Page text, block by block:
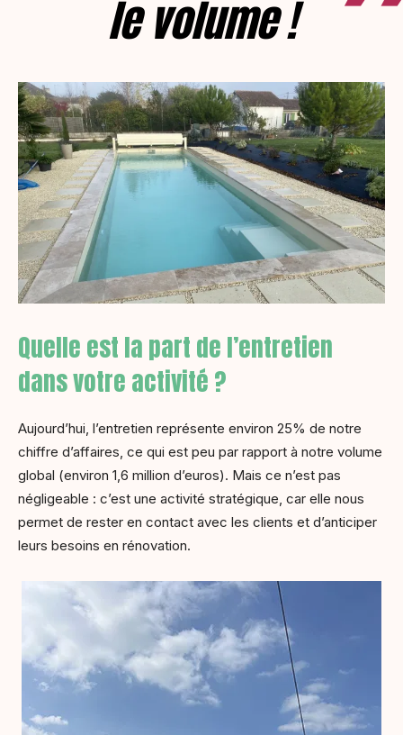
le volume !
Quelle est la part de l’entretien
dans votre activité ?
Aujourd’hui, l’entretien représente environ 25% de notre
chiffre d’affaires, ce qui est peu par rapport à notre volume
global (environ 1,6 million d’euros). Mais ce n’est pas
négligeable : c’est une activité stratégique, car elle nous
permet de rester en contact avec les clients et d’anticiper
leurs besoins en rénovation.